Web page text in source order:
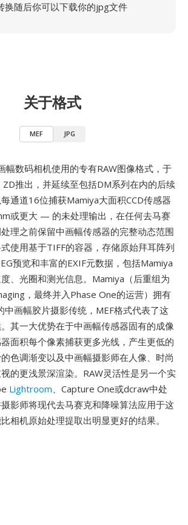
换随后你可以下载你的jpg文件
关于格式
MEF JPG
幅数码相机使用的专有RAW图像格式，于
推出，并延续至包括DM系列在内的后续
通道16位捕获Mamiya大面积CCD传感器
或更大 — 的未处理输出，在任何去马赛
理之前保留中画幅传感器的完整动态范围
使用基于TIFF的容器，存储原始拜耳阵列
预览和丰富的EXIF元数据，包括Mamiya
、光圈和测光信息。Mamiya（后重组为
，最终并入Phase One的运营）拥有
画幅胶片摄影传统，MEF格式代表了这
其一大优势在于中画幅传感器固有的成像
面积每个像素捕获更多光线，产生更低的
色调渐变以及中画幅摄影师在人像、时尚
的更浅景深渲染。RAW灵活性是另一个实
Lightroom、Capture One或dcraw中处
影师将现代去马赛克和降噪算法应用于这
相机原始处理提取出明显更好的结果。